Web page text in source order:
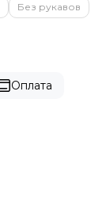
Без рукавов
Оплата